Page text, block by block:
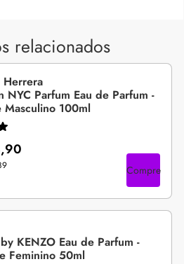
relacionados
Herrera
NYC Parfum Eau de Parfum -
Masculino 100ml
Compre
KENZO Eau de Parfum -
Feminino 50ml